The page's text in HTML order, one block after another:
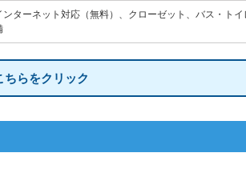
ンターネット対応（無料）、クローゼット、バス・ト
らをクリック